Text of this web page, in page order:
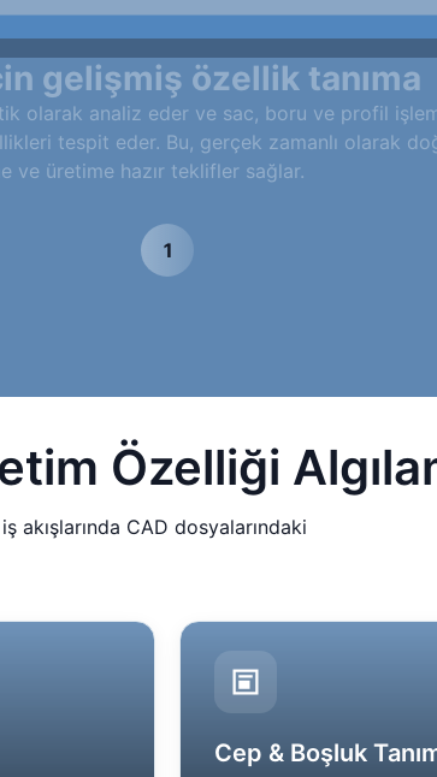
gelişmiş özellik tanıma
olarak analiz eder ve sac, boru ve profil
tespit eder. Bu, gerçek zamanlı olarak
ve üretime hazır teklifler sağlar.
1
Özelliği
akışlarında CAD dosyalarındaki
Cep & Boşluk